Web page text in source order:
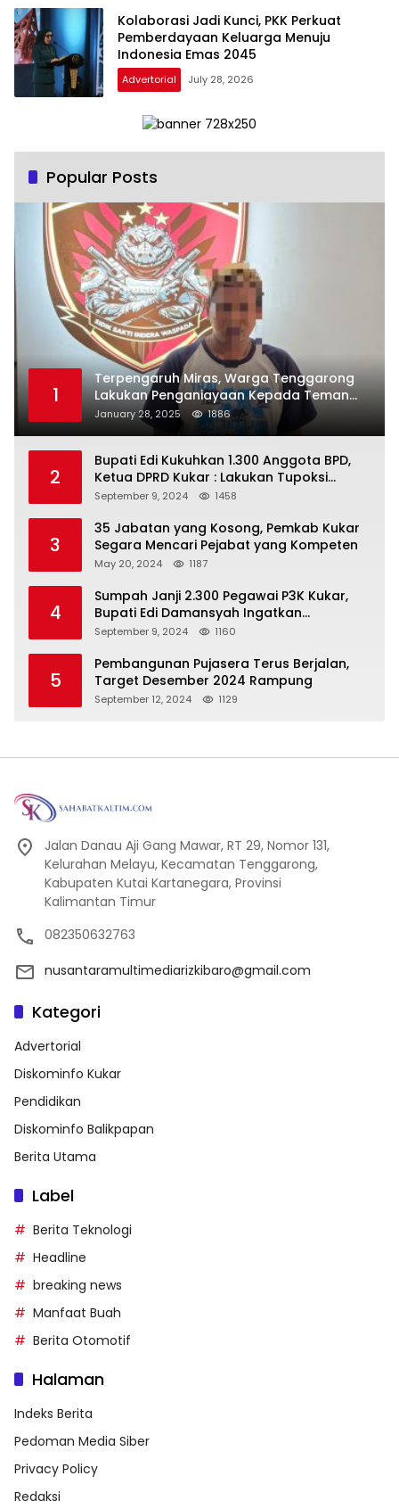
Kolaborasi Jadi Kunci, PKK Perkuat
Pemberdayaan Keluarga Menuju
Indonesia Emas 2045
Advertorial July 28, 2026
Popular Posts
1
Terpengaruh Miras, Warga Tenggarong
Lakukan Penganiayaan Kepada Teman
Sendiri
January 28, 2025 1886
2
Bupati Edi Kukuhkan 1.300 Anggota BPD,
Ketua DPRD Kukar : Lakukan Tupoksi
Dengan Baik Untuk Wujudkan
September 9, 2024 1458
3
35 Jabatan yang Kosong, Pemkab Kukar
Segara Mencari Pejabat yang Kompeten
May 20, 2024 1187
4
Sumpah Janji 2.300 Pegawai P3K Kukar,
Bupati Edi Damansyah Ingatkan
Tanggung Jawab Baru
September 9, 2024 1160
5
Pembangunan Pujasera Terus Berjalan,
Target Desember 2024 Rampung
September 12, 2024 1129
Jalan Danau Aji Gang Mawar, RT 29, Nomor 131,
Kelurahan Melayu, Kecamatan Tenggarong,
Kabupaten Kutai Kartanegara, Provinsi
Kalimantan Timur
082350632763
nusantaramultimediarizkibaro@gmail.com
Kategori
Advertorial
Diskominfo Kukar
Pendidikan
Diskominfo Balikpapan
Berita Utama
Label
Berita Teknologi
Headline
breaking news
Manfaat Buah
Berita Otomotif
Halaman
Indeks Berita
Pedoman Media Siber
Privacy Policy
Redaksi